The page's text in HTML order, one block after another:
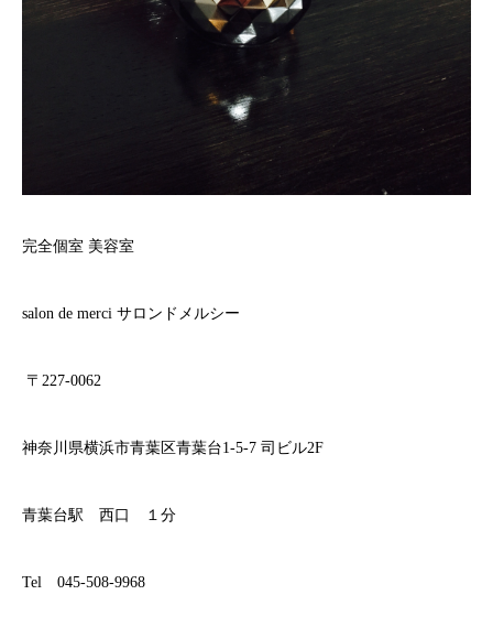
完全個室 美容室
salon de merci サロンドメルシー
〒227-0062
神奈川県横浜市青葉区青葉台1-5-7 司ビル2F
青葉台駅 西口 １分
Tel 045-508-9968